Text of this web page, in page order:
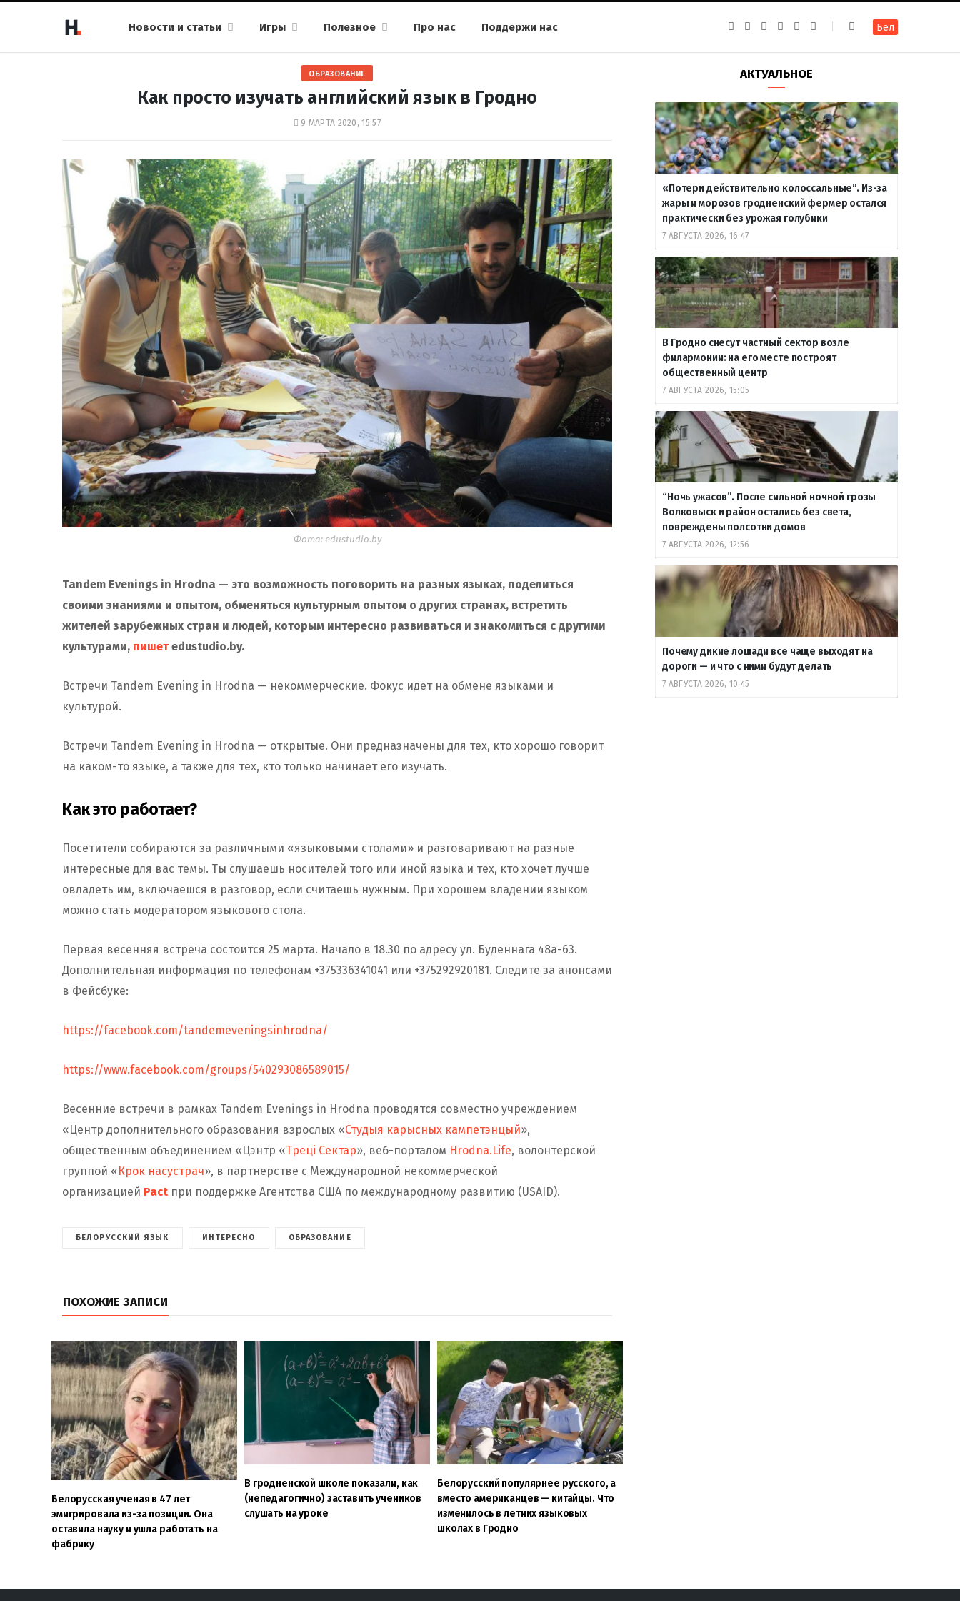
Новости и статьи Игры Полезное Про нас Поддержи нас
k
a
g
a
m
g
r
a
m
u
b
т
е
Бел
ОБРАЗОВАНИЕ
Как просто изучать английский язык в Гродно
9 МАРТА 2020, 15:57
Фота: edustudio.by
Tandem Evenings in Hrodna — это возможность поговорить на разных языках, поделиться
своими знаниями и опытом, обменяться культурным опытом о других странах, встретить
жителей зарубежных стран и людей, которым интересно развиваться и знакомиться с другими
культурами, пишетedustudio.by.
Встречи Tandem Evening in Hrodna — некоммерческие. Фокус идет на обмене языками и
культурой.
Встречи Tandem Evening in Hrodna — открытые. Они предназначены для тех, кто хорошо говорит
на каком-то языке, а также для тех, кто только начинает его изучать.
Как это работает?
Посетители собираются за различными «языковыми столами» и разговаривают на разные
интересные для вас темы. Ты слушаешь носителей того или иной языка и тех, кто хочет лучше
овладеть им, включаешся в разговор, если считаешь нужным. При хорошем владении языком
можно стать модератором языкового стола.
Первая весенняя встреча состоится 25 марта. Начало в 18.30 по адресу ул. Буденнага 48а-63.
Дополнительная информация по телефонам +375336341041 или +375292920181. Следите за анонсами
в Фейсбуке:
https://facebook.com/tandemeveningsinhrodna/
https://www.facebook.com/groups/540293086589015/
Весенние встречи в рамках Tandem Evenings in Hrodna проводятся совместно учреждением
«Центр дополнительного образования взрослых «Студыя карысных кампетэнцый»,
общественным объединением «Цэнтр «Треці Сектар», веб-порталом Hrodna.Life, волонтерской
группой «Крок насустрач», в партнерстве с Международной некоммерческой
организацией Pact при поддержке Агентства США по международному развитию (USAID).
БЕЛОРУССКИЙ ЯЗЫК ИНТЕРЕСНО ОБРАЗОВАНИЕ
ПОХОЖИЕ ЗАПИСИ
Белорусская ученая в 47 лет
эмигрировала из-за позиции. Она
оставила науку и ушла работать на
фабрику
В гродненской школе показали, как
(непедагогично) заставить учеников
слушать на уроке
Белорусский популярнее русского, а
вместо американцев — китайцы. Что
изменилось в летних языковых
школах в Гродно
АКТУАЛЬНОЕ
«Потери действительно колоссальные”. Из-за
жары и морозов гродненский фермер остался
практически без урожая голубики
7 АВГУСТА 2026, 16:47
В Гродно снесут частный сектор возле
филармонии: на его месте построят
общественный центр
7 АВГУСТА 2026, 15:05
“Ночь ужасов”. После сильной ночной грозы
Волковыск и район остались без света,
повреждены полсотни домов
7 АВГУСТА 2026, 12:56
Почему дикие лошади все чаще выходят на
дороги — и что с ними будут делать
7 АВГУСТА 2026, 10:45